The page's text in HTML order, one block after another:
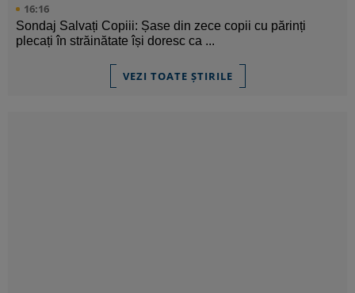
16:16
Sondaj Salvați Copiii: Șase din zece copii cu părinți
plecați în străinătate își doresc ca ...
VEZI TOATE ȘTIRILE